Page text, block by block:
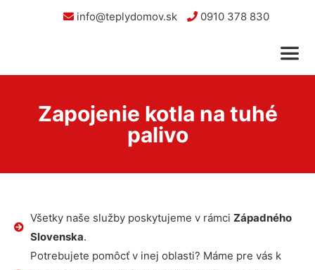
info@teplydomov.sk 0910 378 830
Zapojenie kotla na tuhé
palivo
Všetky naše služby poskytujeme v rámci Západného
Slovenska.
Potrebujete pomôcť v inej oblasti? Máme pre vás k